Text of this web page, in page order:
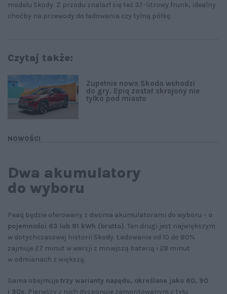
modelu Skody. Z przodu znalazł się też 37-litrowy frunk, idealny
choćby na przewody do ładowania czy tylną półkę.
Czytaj także:
NOWOŚCI
Zupełnie nowa Skoda wchodzi
do gry. Epiq został skrojony nie
tylko pod miasto
Dwa akumulatory
do wyboru
Peaq będzie oferowany z dwoma akumulatorami do wyboru – o
pojemności 63 lub 91 kWh (brutto). Ten drugi jest największym
w dotychczasowej historii Skody. Ładowanie od 10 do 80%
zajmuje 27 minut w wersji z mniejszą baterią i 28 minut
w odmianach z większą.
Gama obejmuje trzy warianty napędu, określane jako 60, 90
i 90x. Pierwszy z nich dysponuje zamontowanym z tyłu